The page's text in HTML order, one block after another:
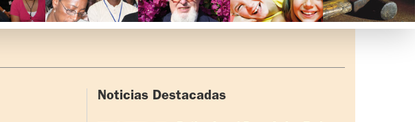
Noticias Destacadas